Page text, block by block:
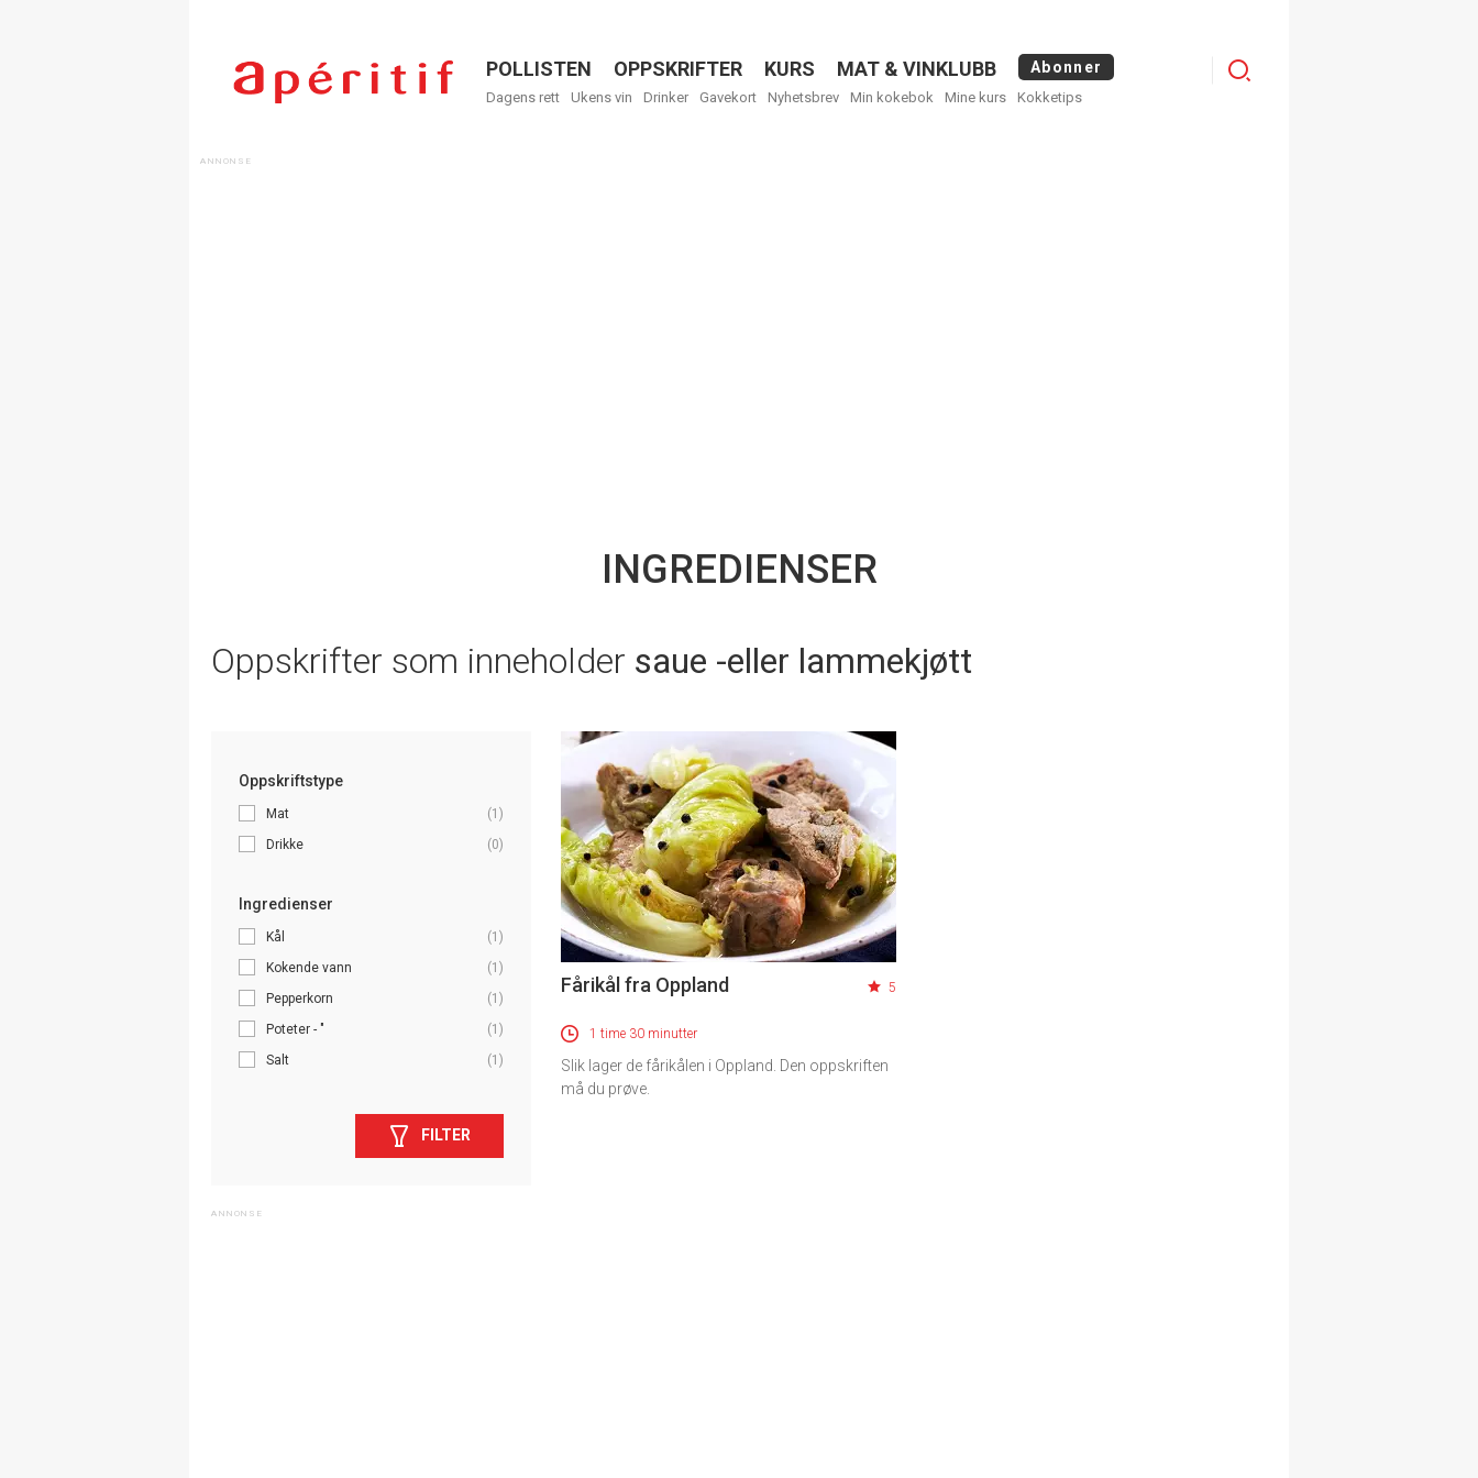
Menu
POLLISTEN OPPSKRIFTER KURS MAT & VINKLUBB Abonner
Dagens rett Ukens vin Drinker Gavekort Nyhetsbrev Min kokebok Mine kurs Kokketips
Logg
INGREDIENSER
Oppskrifter som inneholder saue -eller lammekjøtt
Oppskriftstype
Mat
(1)
Drikke
(0)
Ingredienser
Kål
(1)
Kokende vann
(1)
Pepperkorn
(1)
Poteter - "
(1)
Salt
(1)
FILTER
Fårikål fra Oppland 5
1 time 30 minutter
Slik lager de fårikålen i Oppland. Den oppskriften
må du prøve.